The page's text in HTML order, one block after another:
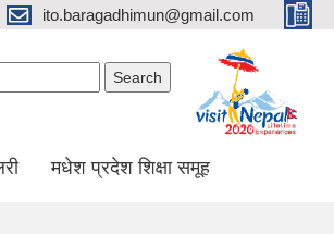
ito.baragadhimun@gmail.com
मधेश प्रदेश शिक्षा समूह